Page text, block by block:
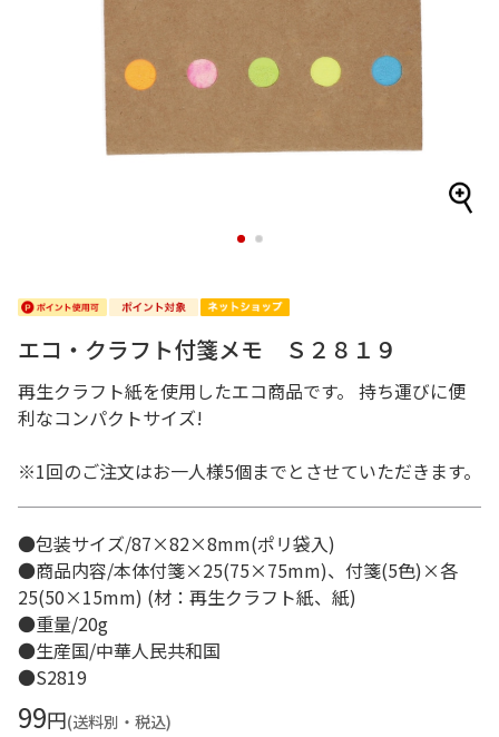
1 2
エコ・クラフト付箋メモ Ｓ２８１９
再生クラフト紙を使用したエコ商品です。 持ち運びに便
利なコンパクトサイズ!
※1回のご注文はお一人様5個までとさせていただきます。
●包装サイズ/87×82×8mm(ポリ袋入)
●商品内容/本体付箋×25(75×75mm)、付箋(5色)×各
25(50×15mm) (材：再生クラフト紙、紙)
●重量/20g
●生産国/中華人民共和国
●S2819
99円(送料別・税込)